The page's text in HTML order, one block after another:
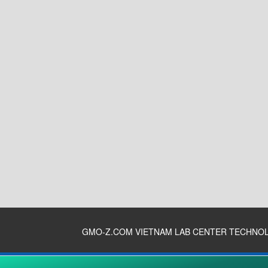
GMO-Z.COM VIETNAM LAB CENTER